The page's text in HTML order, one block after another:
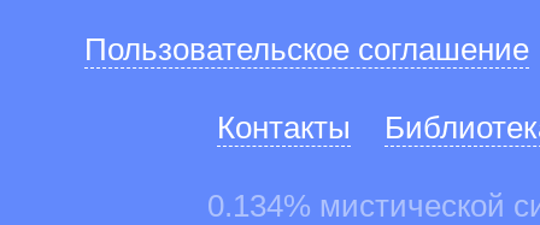
Пользовательское соглашение
Контакты
0.134% мистической